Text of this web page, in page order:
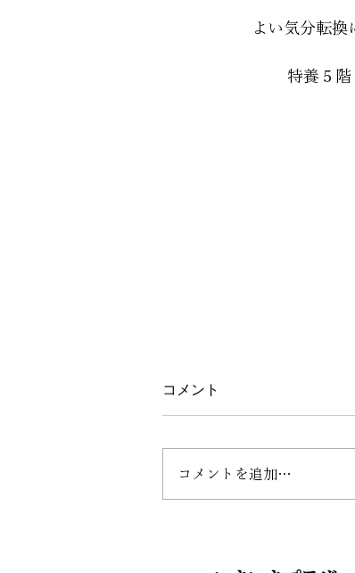
よい気分転
特養５
コメント
コメントを追加…